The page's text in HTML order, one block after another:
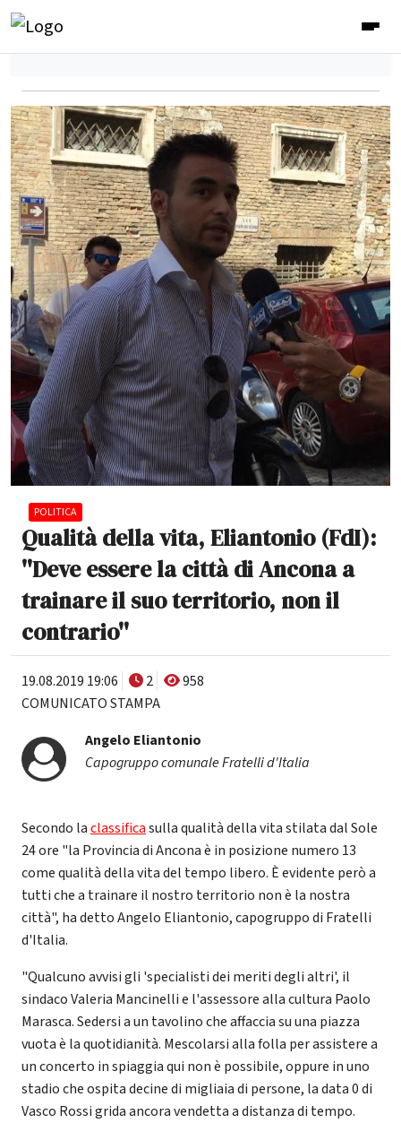
POLITICA
Qualità della vita, Eliantonio (FdI):
''Deve essere la città di Ancona a
trainare il suo territorio, non il
contrario''
19.08.2019 19:06 2
958
COMUNICATO STAMPA
Angelo Eliantonio
Capogruppo comunale Fratelli d'Italia
Secondo laclassificasulla qualità della vita stilata dal Sole
24 ore "la Provincia di Ancona è in posizione numero 13
come qualità della vita del tempo libero. È evidente però a
tutti che a trainare il nostro territorio non è la nostra
città", ha detto Angelo Eliantonio, capogruppo di Fratelli
d'Italia.
"Qualcuno avvisi gli 'specialisti dei meriti degli altri', il
sindaco Valeria Mancinelli e l'assessore alla cultura Paolo
Marasca. Sedersi a un tavolino che affaccia su una piazza
vuota è la quotidianità. Mescolarsi alla folla per assistere a
un concerto in spiaggia qui non è possibile, oppure in uno
stadio che ospita decine di migliaia di persone, la data 0 di
Vasco Rossi grida ancora vendetta a distanza di tempo.